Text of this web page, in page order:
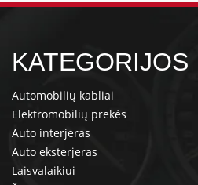
KATEGORIJOS
Automobilių kabliai
Elektromobilių prekės
Auto interjeras
Auto eksterjeras
Laisvalaikiui